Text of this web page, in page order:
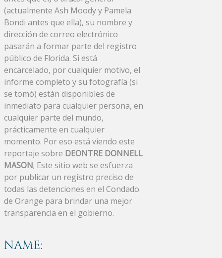
(actualmente Ash Moody y Pamela
Bondi antes que ella), su nombre y
dirección de correo electrónico
pasarán a formar parte del registro
público de Florida. Si está
encarcelado, por cualquier motivo, el
informe completo y su fotografía (si
se tomó) están disponibles de
inmediato para cualquier persona, en
cualquier parte del mundo,
prácticamente en cualquier
momento. Por eso está viendo este
reportaje sobre DEONTRE DONNELL
MASON; Este sitio web se esfuerza
por publicar un registro preciso de
todas las detenciones en el Condado
de Orange para brindar una mejor
transparencia en el gobierno.
NAME: